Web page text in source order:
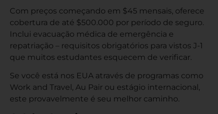
Com preços começando em $45 mensais, oferece
cobertura de até $500.000 por período de seguro.
Inclui evacuação médica de emergência e
repatriação – requisitos obrigatórios para vistos J-1
que muitos estudantes esquecem de verificar.
Se você está nos EUA através de programas como
Work and Travel, Au Pair ou estágio internacional,
este provavelmente é seu melhor caminho.